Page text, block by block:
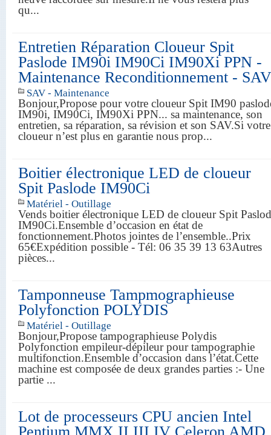
qu...
Entretien Réparation Cloueur Spit
Paslode IM90i IM90Ci IM90Xi PPN -
Maintenance Reconditionnement - SAV
SAV - Maintenance
Bonjour,Propose pour votre cloueur Spit IM90
IM90i, IM90Ci, IM90Xi PPN... sa maintenance, son
entretien, sa réparation, sa révision et son SAV.Si votre
cloueur n’est plus en garantie nous prop...
Boitier électronique LED de cloueur
Spit Paslode IM90Ci
Matériel - Outillage
Vends boitier électronique LED de cloueur Spit
IM90Ci.Ensemble d’occasion en état de
fonctionnement.Photos jointes de l’ensemble..Prix
65€Expédition possible - Tél: 06 35 39 13 63Autres
pièces...
Tamponneuse Tampmographieuse
Polyfonction POLYDIS
Matériel - Outillage
Bonjour,Propose tampographieuse Polydis
Polyfonction empileur-dépileur pour tampographie
multifonction.Ensemble d’occasion dans l’état.Cette
machine est composée de deux grandes parties :- Une
partie ...
Lot de processeurs CPU ancien Intel